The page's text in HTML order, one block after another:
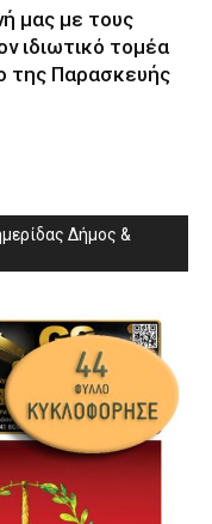
μας με τους
ιδιωτικό τομέα
της Παρασκευής
Δήμος &